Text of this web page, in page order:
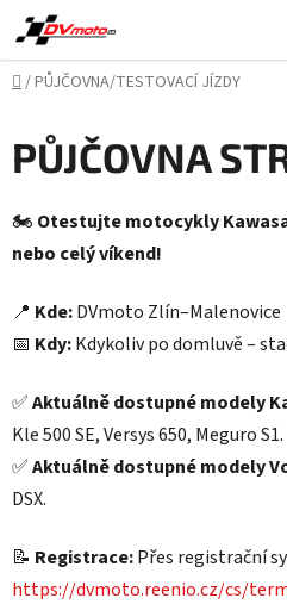
Přejít
na
obsah
Domů
/PŮJČOVNA/TESTOVACÍ JÍZDY
PŮJČOVNA
🏍️ Otestujte motocykly
nebo celý víkend!
📍 Kde:DVmoto Zlín–Malenovice
📅 Kdy:Kdykoliv po domluvě –
✅Aktuálně dostupné modely
Kle 500 SE, Versys 650, Meguro S1.
✅Aktuálně dostupné modely
DSX.
📝 Registrace:Přes registrační
https://dvmoto.reenio.cz/cs/